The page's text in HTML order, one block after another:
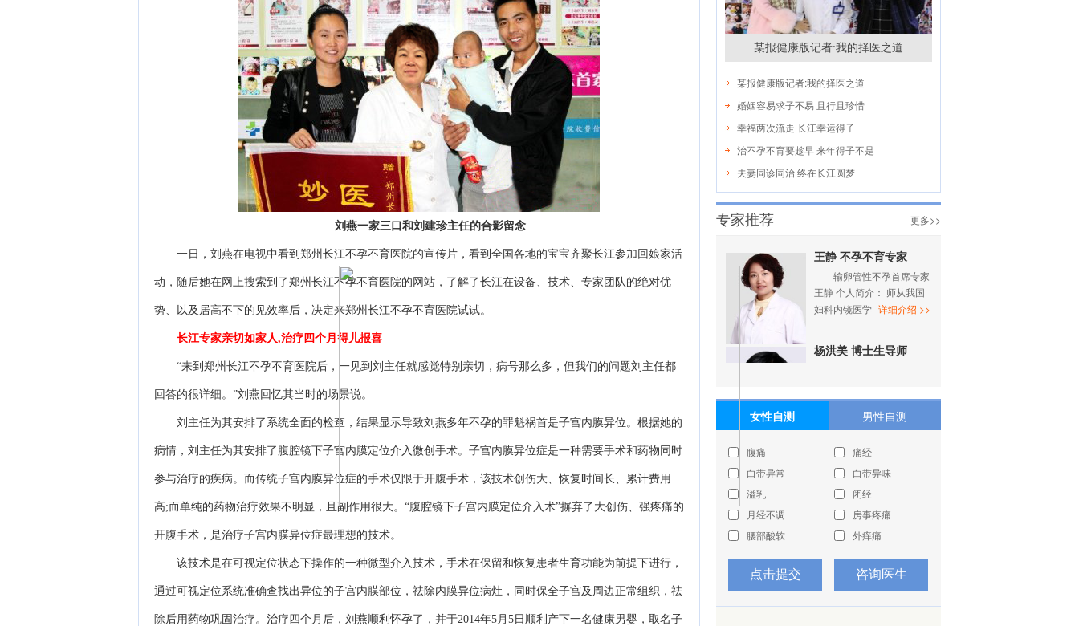
刘燕一家三口和刘建珍主任的合影留念
一日，刘燕在电视中看到郑州长江不孕不育医院的宣传片，看到全国各地的宝宝齐聚长江参加回娘家活
动，随后她在网上搜索到了郑州长江不孕不育医院的网站，了解了长江在设备、技术、专家团队的绝对优
势、以及居高不下的见效率后，决定来郑州长江不孕不育医院试试。
长江专家亲切如家人,治疗四个月得儿报喜
“来到郑州长江不孕不育医院后，一见到刘主任就感觉特别亲切，病号那么多，但我们的问题刘主任都
回答的很详细。”刘燕回忆其当时的场景说。
刘主任为其安排了系统全面的检查，结果显示导致刘燕多年不孕的罪魁祸首是子宫内膜异位。根据她的
病情，刘主任为其安排了腹腔镜下子宫内膜定位介入微创手术。子宫内膜异位症是一种需要手术和药物同时
参与治疗的疾病。而传统子宫内膜异位症的手术仅限于开腹手术，该技术创伤大、恢复时间长、累计费用
高;而单纯的药物治疗效果不明显，且副作用很大。“腹腔镜下子宫内膜定位介入术”摒弃了大创伤、强疼痛的
开腹手术，是治疗子宫内膜异位症最理想的技术。
该技术是在可视定位状态下操作的一种微型介入技术，手术在保留和恢复患者生育功能为前提下进行，
通过可视定位系统准确查找出异位的子宫内膜部位，祛除内膜异位病灶，同时保全子宫及周边正常组织，祛
除后用药物巩固治疗。治疗四个月后，刘燕顺利怀孕了，并于2014年5月5日顺利产下一名健康男婴，取名子
某报健康版记者:我的择医之道
某报健康版记者:我的择医之道
婚姻容易求子不易 且行且珍惜
幸福两次流走 长江幸运得子
治不孕不育要趁早 来年得子不是
夫妻同诊同治 终在长江圆梦
更多>>
专家推荐
王静 不孕不育专家
输卵管性不孕首席专家
王静 个人简介： 师从我国
妇科内镜医学--详细介绍 >>
杨洪美 博士生导师
微创宫腹腔镜手详细介绍
卫玉林 生殖医学学科带头
个人简介： 生殖医学学
育医院专家团专 详细介绍
赖爱鸾 主任医师 硕士生
导师、教授
主任医师 硕士生导师、
教授 个人介绍 主任医师 硕
女性自测 男性自测
腹痛
痛经
白带异常
白带异味
溢乳
闭经
月经不调
房事疼痛
腰部酸软
外痒痛
点击提交 咨询医生